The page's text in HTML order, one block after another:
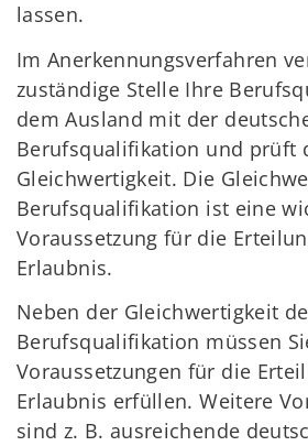
lassen.
Im Anerkennungsverfahren
zuständige Stelle Ihre
dem Ausland mit der
Berufsqualifikation und prüft
Gleichwertigkeit. Die
Berufsqualifikation ist eine
Voraussetzung für die
Erlaubnis.
Neben der Gleichwertigkeit
Berufsqualifikation müssen
Voraussetzungen für die
Erlaubnis erfüllen. Weitere
sind z. B. ausreichende